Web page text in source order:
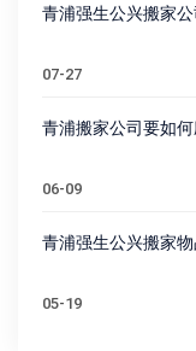
青浦强生公兴搬家
07-27
青浦搬家公司要如
06-09
青浦强生公兴搬家
05-19